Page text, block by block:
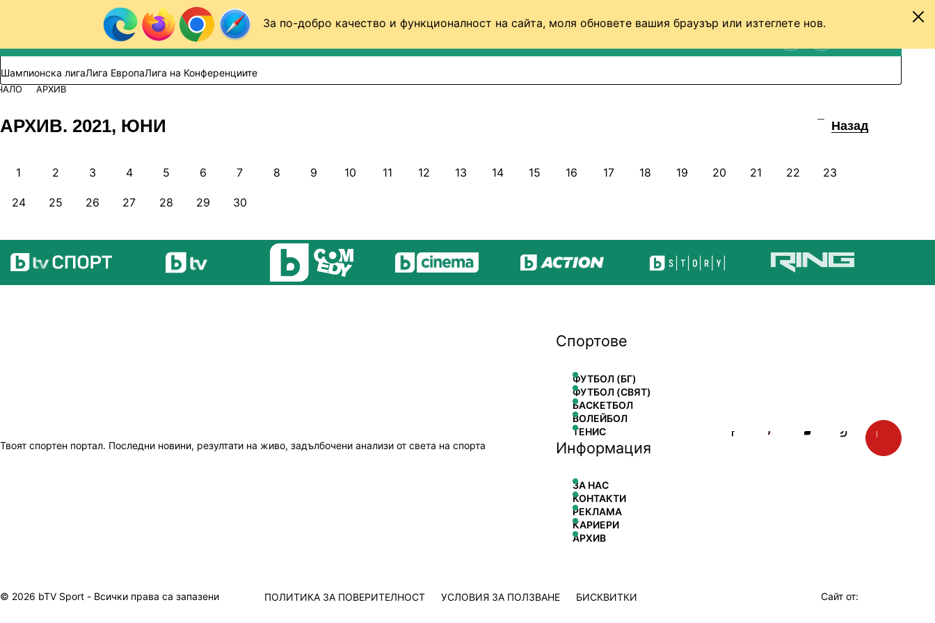
За по-добро качество и функционалност на сайта, моля обновете вашия браузър или изтеглете нов.
Към съдържанието
Търси в сайта
ВИДЕО ФУТБОЛ (БГ)
Шампионска лигаЛига ЕвропаЛига на Конференциите
АРХИВ
АРХИВ. 2021, ЮНИ Назад
1 2 3 4 5 6 7 8 9 10 11 12 13 14 15 16 17 18 19 20 21 22 23
24 25 26 27 28 29 30
Твоят спортен портал. Последни новини, резултати на живо, задълбочени анализи от света на спорта
Спортове
ФУТБОЛ (БГ)
ФУТБОЛ (СВЯТ)
БАСКЕТБОЛ
ВОЛЕЙБОЛ
ТЕНИС
Информация
ЗА НАС
КОНТАКТИ
РЕКЛАМА
КАРИЕРИ
АРХИВ
© 2026 bTV Sport - Всички права са запазени ПОЛИТИКА ЗА ПОВЕРИТЕЛНОСТ УСЛОВИЯ ЗА ПОЛЗВАНЕ БИСКВИТКИ Сайт от: